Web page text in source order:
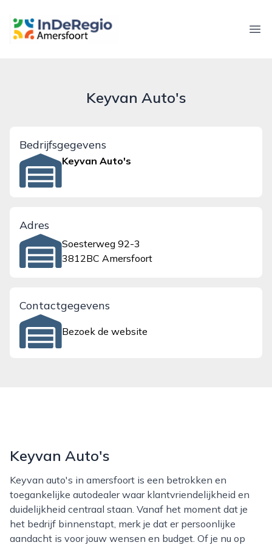
inderegioamersfoort.nl
Keyvan Auto's
Bedrijfsgegevens
Keyvan Auto's
Adres
Soesterweg 92-3
3812BC Amersfoort
Contactgegevens
Bezoek de website
Keyvan Auto's
Keyvan auto's in amersfoort is een betrokken en
toegankelijke autodealer waar klantvriendelijkheid en
duidelijkheid centraal staan. Vanaf het moment dat je
het bedrijf binnenstapt, merk je dat er persoonlijke
aandacht is voor jouw wensen en budget. Of je nu op